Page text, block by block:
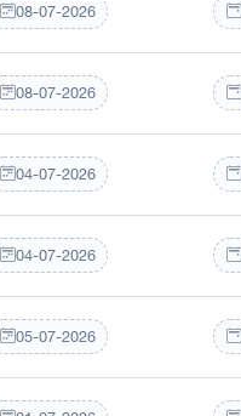
08-07-2026
08-07-2026
04-07-2026
04-07-2026
05-07-2026